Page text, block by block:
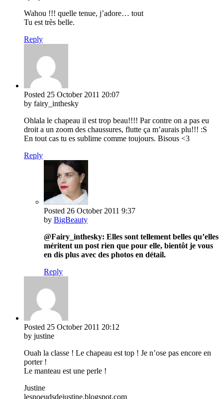
Wahou !!! quelle tenue, j’adore… tout
Tu est très belle.
Reply
Posted 25 October 2011 20:07
by fairy_inthesky
Ohlala le chapeau il est trop beau!!!! Par contre on a pas eu
droit a un zoom des chaussures, flutte ça m’aurais plu!!! :S
En tout cas tu es sublime comme toujours. Bisous <3
Reply
Posted 26 October 2011 9:37
by BigBeauty
@Fairy_inthesky: Elles sont tellement belles qu’elles
méritent un post rien que pour elle, bientôt je vous
en dis plus avec des photos en détail.
Reply
Posted 25 October 2011 20:12
by justine
Ouah la classe ! Le chapeau est top ! Je n’ose pas encore en
porter !
Le manteau est une perle !
Justine
lesnoeudsdejustine.blogspot.com